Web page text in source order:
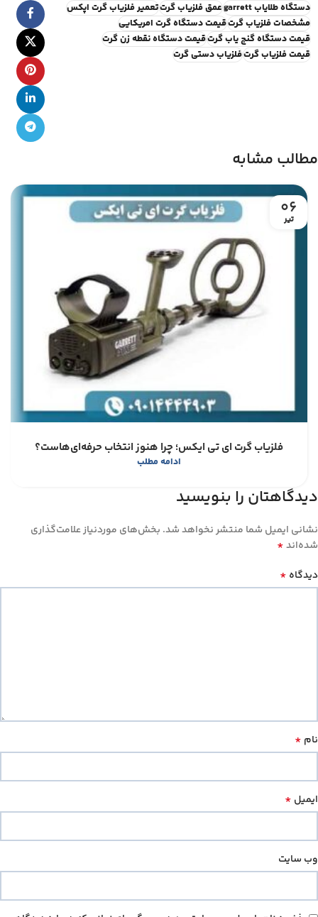
دستگاه طلایاب garrett عمق فلزیاب گرتتعمیر فلزیاب گرت اپکس
مشخصات فلزیاب گرتقیمت دستگاه گرت امریکایی
قیمت دستگاه گنج یاب گرتقیمت دستگاه نقطه زن گرت
قیمت فلزیاب گرتفلزیاب دستی گرت
مطالب مشابه
06
تیر
فلزیاب گرت ای تی ایکس؛ چرا هنوز انتخاب حرفه‌ای‌هاست؟
ادامه مطلب
دیدگاهتان را بنویسید
نشانی ایمیل شما منتشر نخواهد شد. بخش‌های موردنیاز علامت‌گذاری
شده‌اند*
دیدگاه *
نام *
ایمیل *
وب‌ سایت